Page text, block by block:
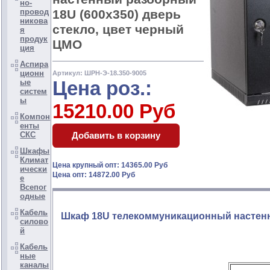
но-
провод
никова
я
продук
ция
Аспира
ционн
ые
систем
ы
Компон
енты
СКС
Шкафы
Климат
ически
е
Всепог
одные
Кабель
силово
й
Кабель
ные
каналы
18U (600х350) дверь
стекло, цвет черный
ЦМО
Артикул: ШРН-Э-18.350-9005
Цена роз.:
15210.00 Руб
Цена крупный опт: 14365.00 Руб
Цена опт: 14872.00 Руб
Шкаф 18U телекоммуникационный